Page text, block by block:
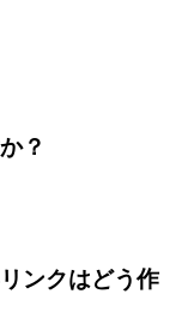
？
ンクはどう作